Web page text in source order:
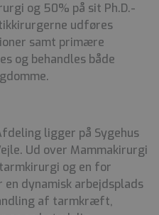
og 50% på sit Ph.D.-
udføres
samt primære
og behandles både
ligger på Sygehus
Ud over Mammakirurgi
og en for
dynamisk arbejdsplads
af tarmkræft,